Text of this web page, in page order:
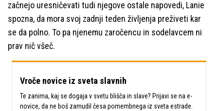
začnejo uresničevati tudi njegove ostale napovedi, Lanie
spozna, da mora svoj zadnji teden življenja preživeti kar
se da polno. To pa njenemu zaročencu in sodelavcem ni
prav nič všeč.
Vroče novice iz sveta slavnih
Te zanima, kaj se dogaja v svetu blišča in slave? Prijavi se na e-
novice, da ne boš zamudil česa pomembnega iz sveta estrade.